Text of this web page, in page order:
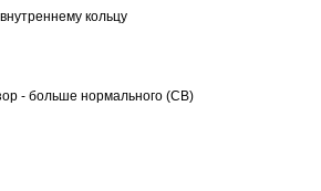
кольцу
- больше нормального (CB)